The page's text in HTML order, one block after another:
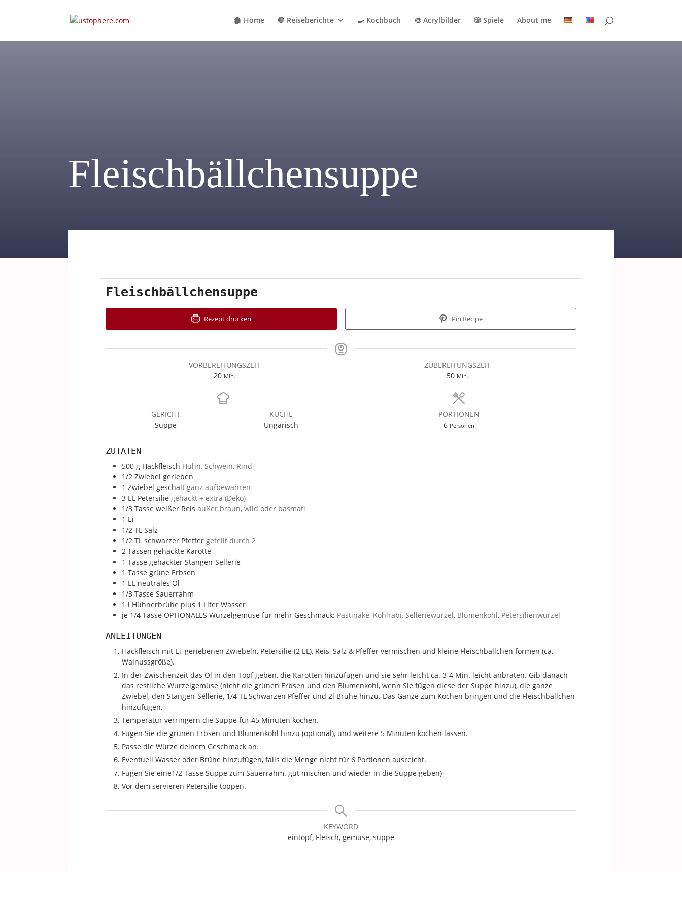
🏚 Home 🛑 Reiseberichte 🍳 Kochbuch 🎨 Acrylbilder 🎲 Spiele About me
Fleischbällchensuppe
Fleischbällchensuppe
Rezept drucken Pin Recipe
VORBEREITUNGSZEIT
20Minuten
Min.
ZUBEREITUNGSZEIT
50Minuten
Min.
GERICHT
Suppe
KÜCHE
Ungarisch
PORTIONEN
6 Personen
ZUTATEN
500 g Hackfleisch Huhn, Schwein, Rind
1/2 Zwiebel gerieben
1 Zwiebel geschält ganz aufbewahren
3 EL Petersilie gehackt + extra (Deko)
1/3 Tasse weißer Reis außer braun, wild oder basmati
1 Ei
1/2 TL Salz
1/2 TL schwarzer Pfeffer geteilt durch 2
2 Tassen gehackte Karotte
1 Tasse gehackter Stangen-Sellerie
1 Tasse grüne Erbsen
1 EL neutrales Öl
1/3 Tasse Sauerrahm
1 l Hühnerbrühe plus 1 Liter Wasser
je 1/4 Tasse OPTIONALES Wurzelgemüse für mehr Geschmack: Pastinake, Kohlrabi, Selleriewurzel, Blumenkohl, Petersilienwurzel
ANLEITUNGEN
Hackfleisch mit Ei, geriebenen Zwiebeln, Petersilie (2 EL), Reis, Salz & Pfeffer vermischen und kleine Fleischbällchen formen (ca.
Walnussgröße).
In der Zwischenzeit das Öl in den Topf geben, die Karotten hinzufügen und sie sehr leicht ca. 3-4 Min. leicht anbraten. Gib danach
das restliche Wurzelgemüse (nicht die grünen Erbsen und den Blumenkohl, wenn Sie fügen diese der Suppe hinzu), die ganze
Zwiebel, den Stangen-Sellerie, 1/4 TL Schwarzen Pfeffer und 2l Brühe hinzu. Das Ganze zum Kochen bringen und die Fleischbällchen
hinzufügen.
Temperatur verringern die Suppe für 45 Minuten kochen.
Fügen Sie die grünen Erbsen und Blumenkohl hinzu (optional), und weitere 5 Minuten kochen lassen.
Passe die Würze deinem Geschmack an.
Eventuell Wasser oder Brühe hinzufügen, falls die Menge nicht für 6 Portionen ausreicht.
Fügen Sie eine1/2 Tasse Suppe zum Sauerrahm. gut mischen und wieder in die Suppe geben)
Vor dem servieren Petersilie toppen.
KEYWORD
eintopf, Fleisch, gemüse, suppe